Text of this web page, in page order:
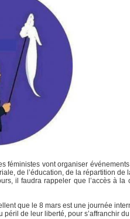
féministes vont organiser
de l’éducation, de la répartition
il faudra rappeler que l’accès à
que le 8 mars est une journée
de leur liberté, pour s’affranchir